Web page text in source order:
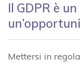
Il GDPR è
Mettersi in